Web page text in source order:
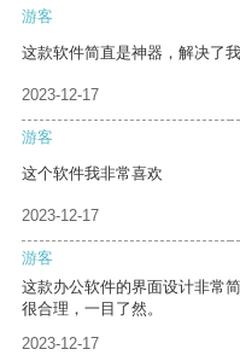
游客
这款软件简直是神器，解决了我
2023-12-17
游客
这个软件我非常喜欢
2023-12-17
游客
这款办公软件的界面设计非常
很合理，一目了然。
2023-12-17